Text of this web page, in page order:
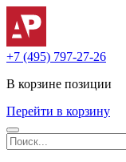
+7 (495) 797-27-26
В корзине позиции
Перейти в корзину